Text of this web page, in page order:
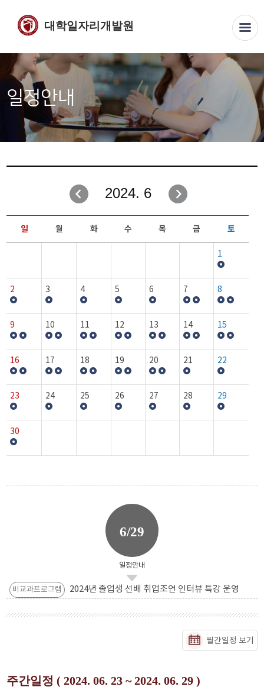
대학일자리개발원
일정안내
2024. 6
일 월 화 수 목 금 토
1
2 3 4 5 6 7 8
9 10 11 12 13 14 15
16 17 18 19 20 21 22
23 24 25 26 27 28 29
30
6/29
일정안내
비교과프로그램 2024년 졸업생 선배 취업조언 인터뷰 특강 운영
월간일정 보기
주간일정 ( 2024. 06. 23 ~ 2024. 06. 29 )